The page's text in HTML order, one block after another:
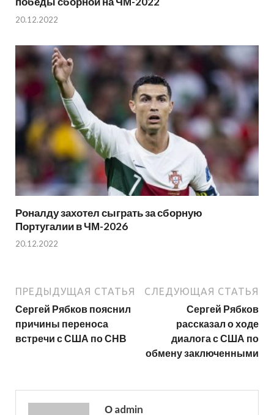
20.12.2022
Роналду захотел сыграть за сборную
Португалии в ЧМ-2026
20.12.2022
ПРЕДЫДУЩАЯ СТАТЬЯ
Сергей Рябков пояснил
причины переноса
встречи с США по СНВ
СЛЕДУЮЩАЯ СТАТЬЯ
Сергей Рябков
рассказал о ходе
диалога с США по
обмену заключенными
О admin